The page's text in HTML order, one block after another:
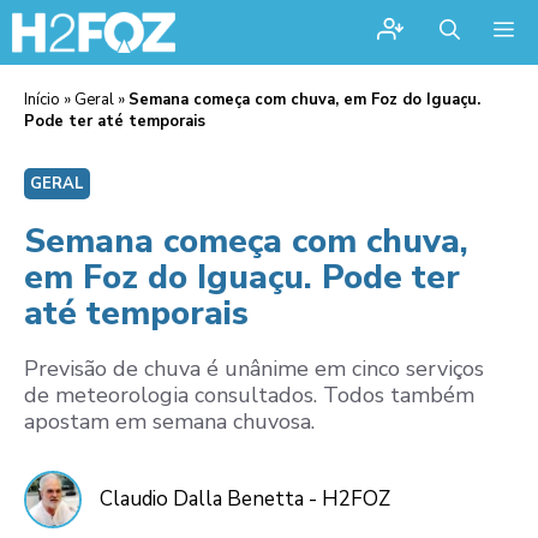
Início » Geral » Semana começa com chuva, em Foz do Iguaçu.
Pode ter até temporais
GERAL
Semana começa com chuva,
em Foz do Iguaçu. Pode ter
até temporais
Previsão de chuva é unânime em cinco serviços
de meteorologia consultados. Todos também
apostam em semana chuvosa.
Claudio Dalla Benetta - H2FOZ